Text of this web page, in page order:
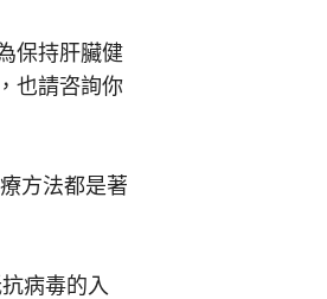
保持肝臟健
也請咨詢你
方法都是著
病毒的入